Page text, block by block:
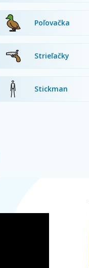
Poľovačka
Strieľačky
Stickman